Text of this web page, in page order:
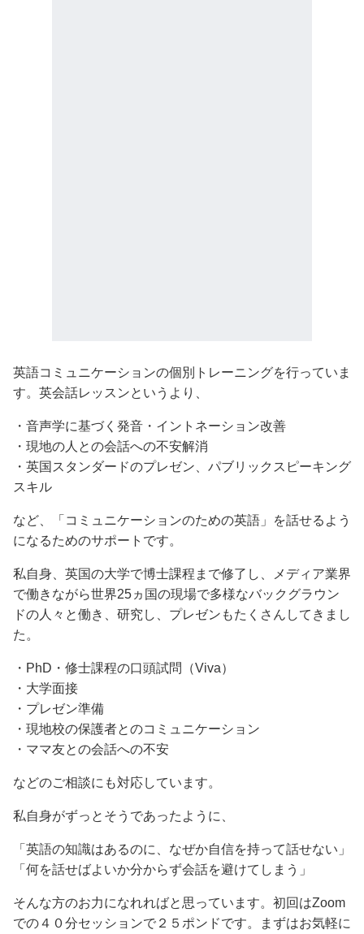
英語コミュニケーションの個別トレーニングを行っていま
す。英会話レッスンというより、
・音声学に基づく発音・イントネーション改善
・現地の人との会話への不安解消
・英国スタンダードのプレゼン、パブリックスピーキング
スキル
など、「コミュニケーションのための英語」を話せるよう
になるためのサポートです。
私自身、英国の大学で博士課程まで修了し、メディア業界
で働きながら世界25ヵ国の現場で多様なバックグラウン
ドの人々と働き、研究し、プレゼンもたくさんしてきまし
た。
・PhD・修士課程の口頭試問（Viva）
・大学面接
・プレゼン準備
・現地校の保護者とのコミュニケーション
・ママ友との会話への不安
などのご相談にも対応しています。
私自身がずっとそうであったように、
「英語の知識はあるのに、なぜか自信を持って話せない」
「何を話せばよいか分からず会話を避けてしまう」
そんな方のお力になれればと思っています。初回はZoom
での４０分セッションで２５ポンドです。まずはお気軽に